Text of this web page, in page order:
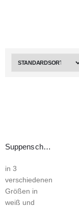
Suppenschüssel & Deckel aus Karftpapier
in 3
verschiedenen
Größen in
weiß und